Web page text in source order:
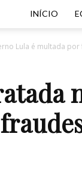
INÍCIO
Lula é multada